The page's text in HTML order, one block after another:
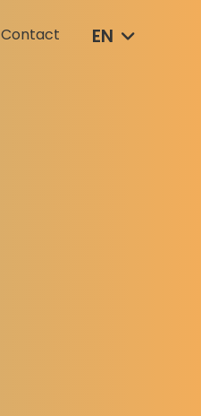
Contact EN